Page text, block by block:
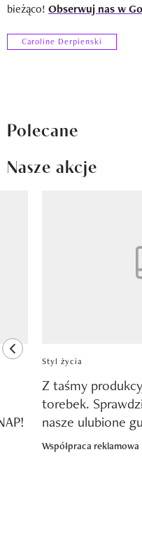
bieżąco! Obserwuj nas w
Caroline Derpienski
Polecane
Nasze akcje
previous element
Styl życia
Z taśmy
torebek.
nasze ulubione
Współpraca reklamowa